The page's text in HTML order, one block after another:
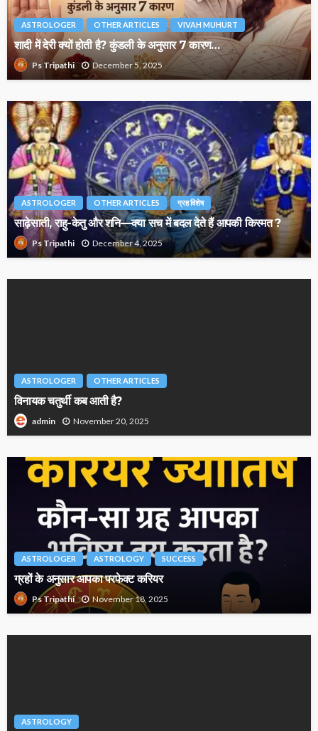
ASTROLOGER OTHER ARTICLES VIVAH MUHURT
शादी में देरी क्यों होती है? कुंडली के अनुसार 7 कारण…
Ps Tripathi December 5, 2025
ASTROLOGER OTHER ARTICLES ग्रह विशेष
साढ़ेसाती, राहु-केतु और शनि—क्या सच में बदल देते हैं आपकी किस्मत ?
Ps Tripathi December 4, 2025
ASTROLOGER OTHER ARTICLES
विनायक चतुर्थी कब आती है?
admin November 20, 2025
ASTROLOGER ASTROLOGY SUCCESS
ग्रहों के अनुसार आपका परफेक्ट करियर
Ps Tripathi November 18, 2025
ASTROLOGY